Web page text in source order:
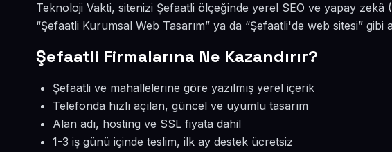
Teknoloji Vakti, sitenizi Şefaatli ölçeğinde yerel SEO ve yapay
“Şefaatli Kurumsal Web Tasarım” ya da “Şefaatli'de web sitesi”
Şefaatli Firmalarına Ne Kazandırır?
Şefaatli ve mahallelerine göre yazılmış yerel içerik
Telefonda hızlı açılan, güncel ve uyumlu tasarım
Alan adı, hosting ve SSL fiyata dahil
1-3 iş günü içinde teslim, ilk ay destek ücretsiz